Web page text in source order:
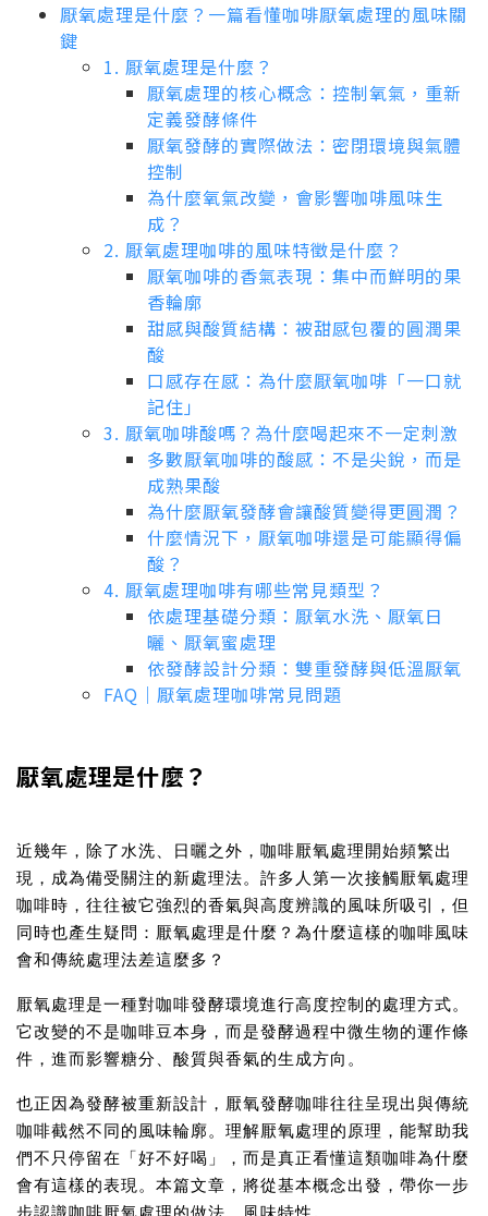
厭氧處理是什麼？一篇看懂咖啡厭氧處理的風味關
鍵
1. 厭氧處理是什麼？
厭氧處理的核心概念：控制氧氣，重新
定義發酵條件
厭氧發酵的實際做法：密閉環境與氣體
控制
為什麼氧氣改變，會影響咖啡風味生
成？
2. 厭氧處理咖啡的風味特徵是什麼？
厭氧咖啡的香氣表現：集中而鮮明的果
香輪廓
甜感與酸質結構：被甜感包覆的圓潤果
酸
口感存在感：為什麼厭氧咖啡「一口就
記住」
3. 厭氧咖啡酸嗎？為什麼喝起來不一定刺激
多數厭氧咖啡的酸感：不是尖銳，而是
成熟果酸
為什麼厭氧發酵會讓酸質變得更圓潤？
什麼情況下，厭氧咖啡還是可能顯得偏
酸？
4. 厭氧處理咖啡有哪些常見類型？
依處理基礎分類：厭氧水洗、厭氧日
曬、厭氧蜜處理
依發酵設計分類：雙重發酵與低溫厭氧
FAQ｜厭氧處理咖啡常見問題
厭氧處理是什麼？
近幾年，除了水洗、日曬之外， 咖啡厭氧處理 開始頻繁出
現，成為備受關注的新處理法。許多人第一次接觸厭氧處理
咖啡時，往往被它強烈的香氣與高度辨識的風味所吸引，但
同時也產生疑問： 厭氧處理是什麼？為什麼這樣的咖啡風味
會和傳統處理法差這麼多？
厭氧處理是一種對咖啡發酵環境進行高度控制的處理方式。
它改變的不是咖啡豆本身，而是發酵過程中微生物的運作條
件，進而影響糖分、酸質與香氣的生成方向。
也正因為發酵被重新設計， 厭氧發酵咖啡往往呈現出與傳統
咖啡截然不同的風味輪廓。理解厭氧處理的原理，能幫助我
們不只停留在「好不好喝」，而是真正看懂這類咖啡為什麼
會有這樣的表現。本篇文章，將從基本概念出發，帶你一步
步認識咖啡厭氧處理的做法、風味特性。